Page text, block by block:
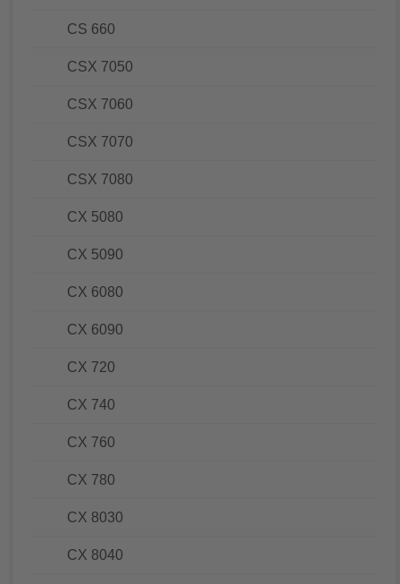
CS 660
CSX 7050
CSX 7060
CSX 7070
CSX 7080
CX 5080
CX 5090
CX 6080
CX 6090
CX 720
CX 740
CX 760
CX 780
CX 8030
CX 8040